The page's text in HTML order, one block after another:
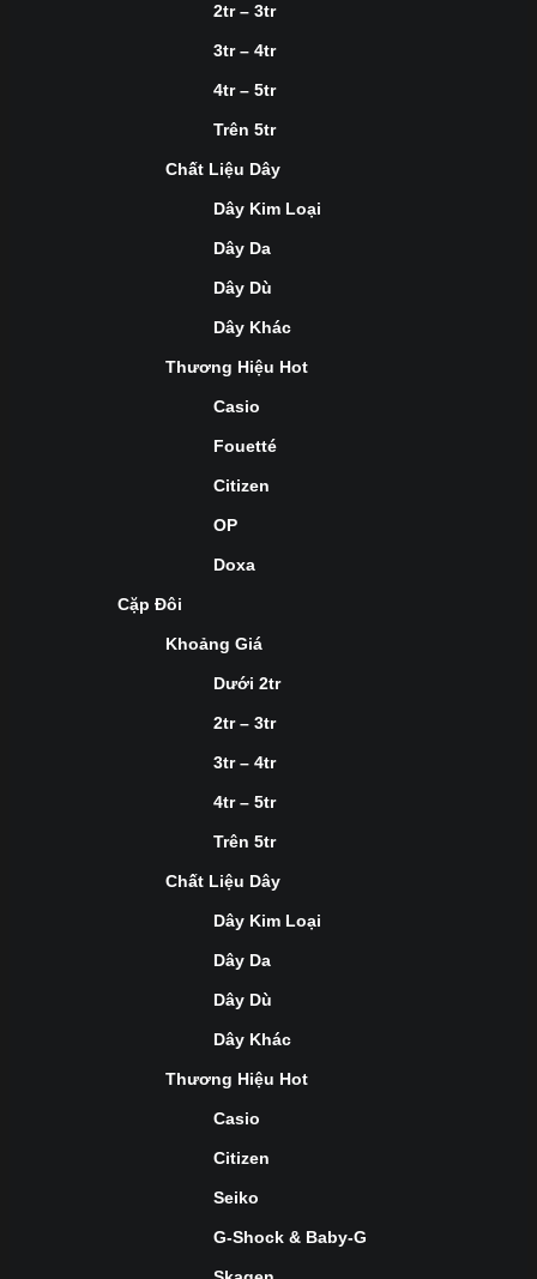
2tr – 3tr
3tr – 4tr
4tr – 5tr
Trên 5tr
Chất Liệu Dây
Dây Kim Loại
Dây Da
Dây Dù
Dây Khác
Thương Hiệu Hot
Casio
Fouetté
Citizen
OP
Doxa
Cặp Đôi
Khoảng Giá
Dưới 2tr
2tr – 3tr
3tr – 4tr
4tr – 5tr
Trên 5tr
Chất Liệu Dây
Dây Kim Loại
Dây Da
Dây Dù
Dây Khác
Thương Hiệu Hot
Casio
Citizen
Seiko
G-Shock & Baby-G